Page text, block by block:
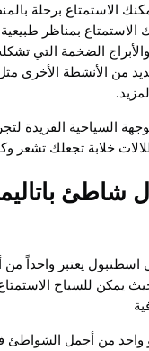
الاستمتاع برحلة
الاستمتاع بمناظر
الضخمة التي
من الأنشطة الأخرى
السياحية الفريدة
خلابة تجعلك تشعر
شاطئ
اسطنبول يعتبر واحداً
يمكن للسياح
واحد من أجمل الشواطئ